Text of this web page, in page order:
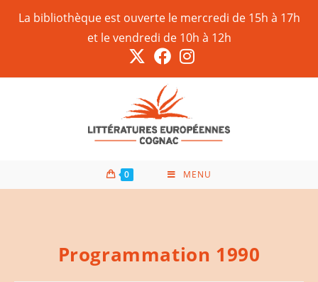
La bibliothèque est ouverte le mercredi de 15h à 17h
et le vendredi de 10h à 12h
0 MENU
Programmation 1990